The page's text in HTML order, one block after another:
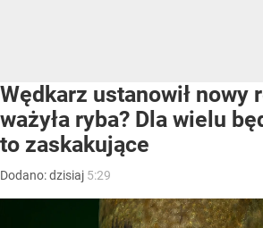
Wędkarz ustanowił nowy
ważyła ryba? Dla wielu
to zaskakujące
Dodano:dzisiaj 5:29